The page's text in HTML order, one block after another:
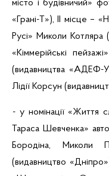
місто і будівничий»
« Грані-Т »), ІІ місце –
Русі» Миколи Котляра
«Кіммерійські
(видавництва «АДЕФ-
Лідії Корсун
- у номінації «Життя
Тараса Шевченка»
Бородіна, Миколи
(видавництво